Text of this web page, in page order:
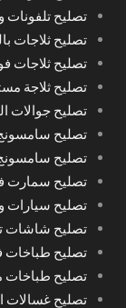
تصليح تلفونات
تصليح ثلاجات
تصليح ثلاجات
تصليح ثلاجة
تصليح جوالات
تصليح
تصليح سامسونج
تصليح سمارت
تصليح سيارات و
تصليح شاشات
تصليح طباخات
تصليح طباخات
تصليح غسالات